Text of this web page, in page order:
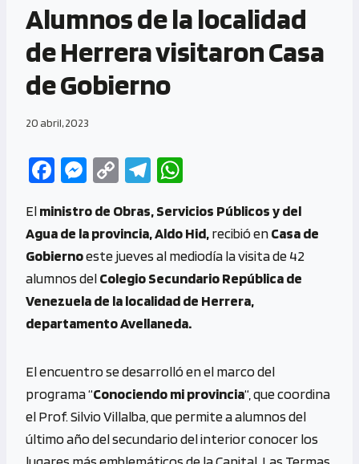
Alumnos de la localidad
de Herrera visitaron Casa
de Gobierno
20 abril, 2023
Fa
b
o
o
k
M
se
n
g
er
C
py
Li
n
k
Te
gr
a
m
at
s
A
p
p
Elministro de Obras, Servicios Públicos y del
Agua de la provincia, Aldo Hid,recibió enCasa de
Gobiernoeste jueves al mediodía la visita de 42
alumnos delColegio Secundario República de
Venezuela de la localidad de Herrera,
departamento Avellaneda.
El encuentro se desarrolló en el marco del
programa “Conociendo mi provincia“, que coordina
el Prof. Silvio Villalba, que permite a alumnos del
último año del secundario del interior conocer los